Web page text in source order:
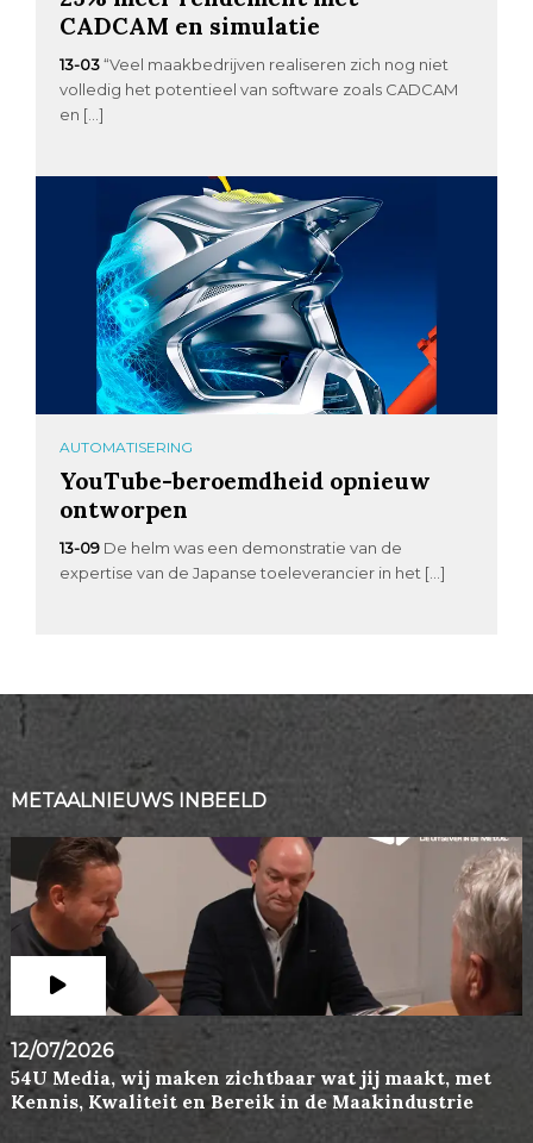
CADCAM en simulatie
13-03 “Veel maakbedrijven realiseren zich nog niet
volledig het potentieel van software zoals CADCAM
en […]
AUTOMATISERING
YouTube-beroemdheid opnieuw
ontworpen
13-09 De helm was een demonstratie van de
expertise van de Japanse toeleverancier in het […]
METAALNIEUWS INBEELD
12/07/2026
54U Media, wij maken zichtbaar wat jij maakt, met
Kennis, Kwaliteit en Bereik in de Maakindustrie